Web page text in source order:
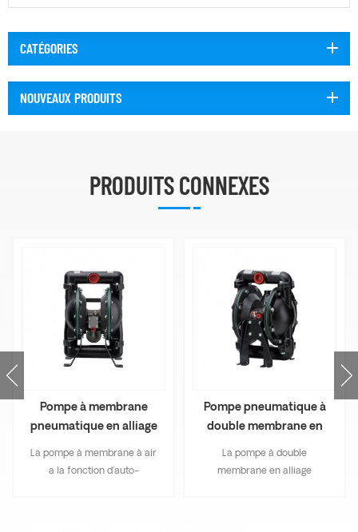
CATÉGORIES
NOUVEAUX PRODUITS
PRODUITS CONNEXES
Pompe à membrane
pneumatique en alliage
d'aluminium AOE150
La pompe à membrane à air
a la fonction d'auto-
Pompe pneumatique à
double membrane en
alliage d'aluminium
AOE100
La pompe à double
membrane en alliage